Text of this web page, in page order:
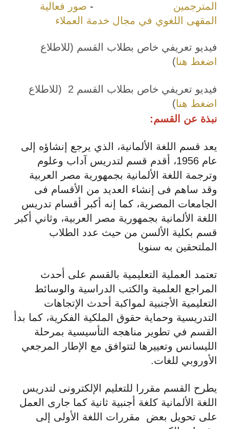
المترجمين - صور فعالية
المقهى اللغوي في مجال خدمة العملاء
فيديو تعريفي خاص بطلاب القسم (للاطلاع
اضغط هنا)
فيديو تعريفي خاص بطلاب القسم 2 (للاطلاع
اضغط هنا)
نبذة عن القسم:
يعد قسم اللغة الألمانية، الذي يرجع إنشاؤه إلى
عام 1956، أقدم قسم لتدريس آداب وعلوم
وترجمة اللغة الألمانية بجمهورية مصر العربية
وقد ساهم فى إنشاء العديد من الأقسام فى
الجامعات المصرية، كما إنه أكبر أقسام تدريس
اللغة الألمانية بجمهورية مصر العربية، وثاني أكبر
قسم بكلية الألسن من حيث عدد الطلاب
الملتحقين به سنويا
تعتمد العملية التعليمية بالقسم على أحدث
المراجع العلمية والكتب الدراسية والوسائط
التعليمية الأجنبية لمواكبة أحدث الإتجاهات
التدريسية وحماية حقوق الملكية الفكرية، كما بدأ
القسم في تطوير مناهجه التأسيسية بمرحلة
الليسانس وتعييرها لتتوافق مع الإطار المرجعي
الأوروبي للغات.
يطرح القسم مقررا للتعليم الإلكترونى لتدريس
اللغة الألمانية كلغة أجنبية ثانية كما جارى العمل
على تحويل بعض مقررات اللغة الأولى إلى